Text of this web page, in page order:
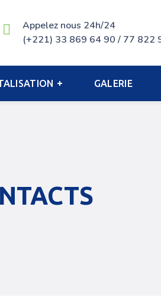
Appelez nous 24h/24
(+221) 33 869 64 90 / 77 822
GALERIE